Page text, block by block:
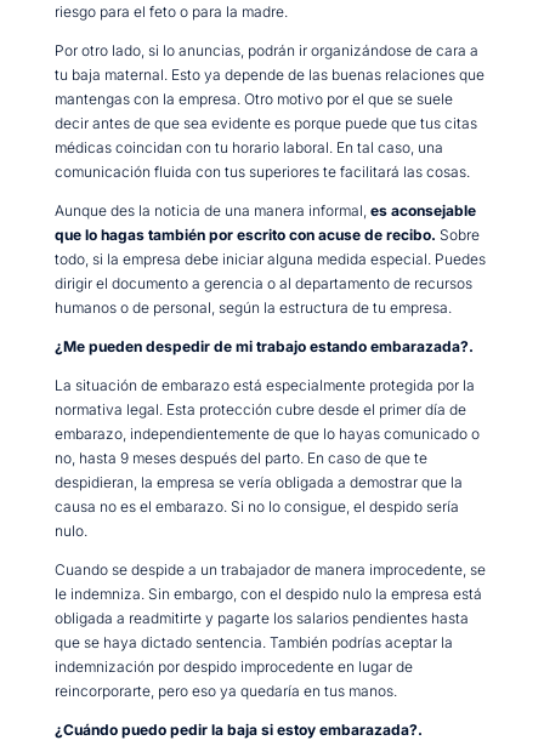
riesgo para el feto o para la madre.
Por otro lado, si lo anuncias, podrán ir organizándose de cara a
tu baja maternal. Esto ya depende de las buenas relaciones que
mantengas con la empresa. Otro motivo por el que se suele
decir antes de que sea evidente es porque puede que tus citas
médicas coincidan con tu horario laboral. En tal caso, una
comunicación fluida con tus superiores te facilitará las cosas.
Aunque des la noticia de una manera informal, es aconsejable
que lo hagas también por escrito con acuse de recibo. Sobre
todo, si la empresa debe iniciar alguna medida especial. Puedes
dirigir el documento a gerencia o al departamento de recursos
humanos o de personal, según la estructura de tu empresa.
¿Me pueden despedir de mi trabajo estando embarazada?.
La situación de embarazo está especialmente protegida por la
normativa legal. Esta protección cubre desde el primer día de
embarazo, independientemente de que lo hayas comunicado o
no, hasta 9 meses después del parto. En caso de que te
despidieran, la empresa se vería obligada a demostrar que la
causa no es el embarazo. Si no lo consigue, el despido sería
nulo.
Cuando se despide a un trabajador de manera improcedente, se
le indemniza. Sin embargo, con el despido nulo la empresa está
obligada a readmitirte y pagarte los salarios pendientes hasta
que se haya dictado sentencia. También podrías aceptar la
indemnización por despido improcedente en lugar de
reincorporarte, pero eso ya quedaría en tus manos.
¿Cuándo puedo pedir la baja si estoy embarazada?.